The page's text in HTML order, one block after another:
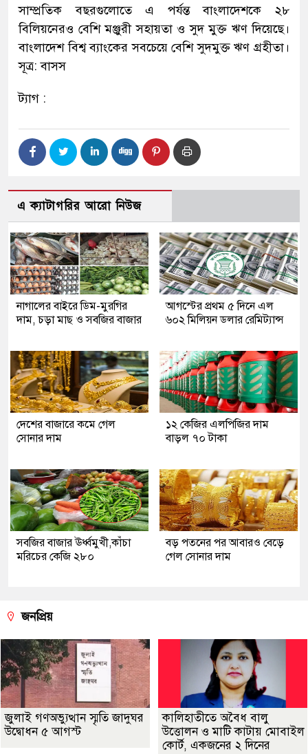
সাম্প্রতিক বছরগুলোতে এ পর্যন্ত বাংলাদেশকে ২৮
বিলিয়নেরও বেশি মঞ্জুরী সহায়তা ও সুদ মুক্ত ঋণ দিয়েছে।
বাংলাদেশ বিশ্ব ব্যাংকের সবচেয়ে বেশি সুদমুক্ত ঋণ গ্রহীতা।
সূত্র: বাসস
ট্যাগ :
এ ক্যাটাগরির আরো নিউজ
নাগালের বাইরে ডিম-মুরগির
দাম, চড়া মাছ ও সবজির বাজার
আগস্টের প্রথম ৫ দিনে এল
৬০২ মিলিয়ন ডলার রেমিট্যান্স
দেশের বাজারে কমে গেল
সোনার দাম
১২ কেজির এলপিজির দাম
বাড়ল ৭০ টাকা
সবজির বাজার ঊর্ধ্বমুখী,কাঁচা
মরিচের কেজি ২৮০
বড় পতনের পর আবারও বেড়ে
গেল সোনার দাম
জনপ্রিয়
জুলাই গণঅভ্যুত্থান স্মৃতি জাদুঘর
উদ্বোধন ৫ আগস্ট
কালিহাতীতে অবৈধ বালু
উত্তোলন ও মাটি কাটায় মোবাইল
কোর্ট, একজনের ২ দিনের